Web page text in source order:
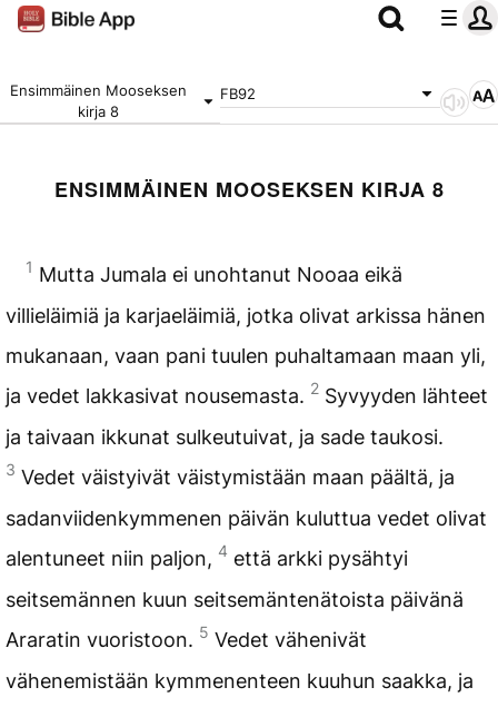
Ensimmäinen Mooseksen
kirja 8
FB92
ENSIMMÄINEN MOOSEKSEN KIRJA 8
1 Mutta Jumala ei unohtanut Nooaa eikä
villieläimiä ja karjaeläimiä, jotka olivat arkissa hänen
mukanaan, vaan pani tuulen puhaltamaan maan yli,
ja vedet lakkasivat nousemasta. 2 Syvyyden lähteet
ja taivaan ikkunat sulkeutuivat, ja sade taukosi.
3 Vedet väistyivät väistymistään maan päältä, ja
sadanviidenkymmenen päivän kuluttua vedet olivat
alentuneet niin paljon, 4 että arkki pysähtyi
seitsemännen kuun seitsemäntenätoista päivänä
Araratin vuoristoon. 5 Vedet vähenivät
vähenemistään kymmenenteen kuuhun saakka, ja